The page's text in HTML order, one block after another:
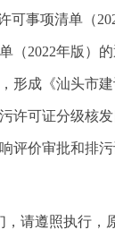
事项清单（
（2022年版）
形成《汕头市
可证分级核发
评价审批和排
，请遵照执行，